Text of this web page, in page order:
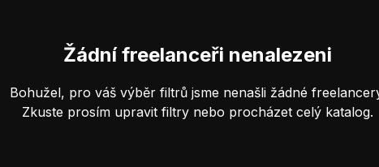
Žádní freelanceři nenalezeni
Bohužel, pro váš výběr filtrů jsme nenašli žádné
Zkuste prosím upravit filtry nebo procházet celý katalog.